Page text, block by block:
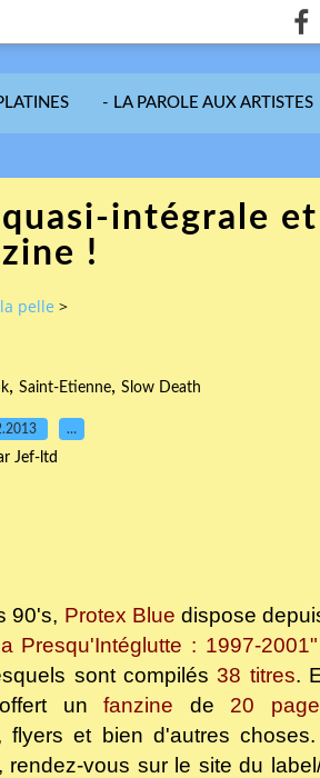
- LA PAROLE AUX ARTISTES
intégrale
!
pelle >
, Saint-Etienne, Slow Death
…
Jef-ltd
90's, Protex Blue dispose
Presqu'Intéglutte : 1997-2001"
sont compilés38 titres.
un fanzine de 20
flyers et bien d'autres
vous sur le site du